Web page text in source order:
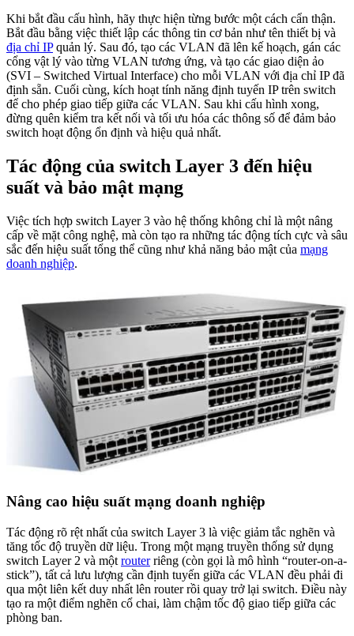
Khi bắt đầu cấu hình, hãy thực hiện từng bước một cách cẩn thận.
Bắt đầu bằng việc thiết lập các thông tin cơ bản như tên thiết bị và
địa chỉ IPquản lý. Sau đó, tạo các VLAN đã lên kế hoạch, gán các
cổng vật lý vào từng VLAN tương ứng, và tạo các giao diện ảo
(SVI – Switched Virtual Interface) cho mỗi VLAN với địa chỉ IP đã
định sẵn. Cuối cùng, kích hoạt tính năng định tuyến IP trên switch
để cho phép giao tiếp giữa các VLAN. Sau khi cấu hình xong,
đừng quên kiểm tra kết nối và tối ưu hóa các thông số để đảm bảo
switch hoạt động ổn định và hiệu quả nhất.
Tác động của switch Layer 3 đến hiệu
suất và bảo mật mạng
Việc tích hợp switch Layer 3 vào hệ thống không chỉ là một nâng
cấp về mặt công nghệ, mà còn tạo ra những tác động tích cực và sâu
sắc đến hiệu suất tổng thể cũng như khả năng bảo mật của mạng
doanh nghiệp.
Nâng cao hiệu suất mạng doanh nghiệp
Tác động rõ rệt nhất của switch Layer 3 là việc giảm tắc nghẽn và
tăng tốc độ truyền dữ liệu. Trong một mạng truyền thống sử dụng
switch Layer 2 và một routerriêng (còn gọi là mô hình “router-on-a-
stick”), tất cả lưu lượng cần định tuyến giữa các VLAN đều phải đi
qua một liên kết duy nhất lên router rồi quay trở lại switch. Điều này
tạo ra một điểm nghẽn cổ chai, làm chậm tốc độ giao tiếp giữa các
phòng ban.